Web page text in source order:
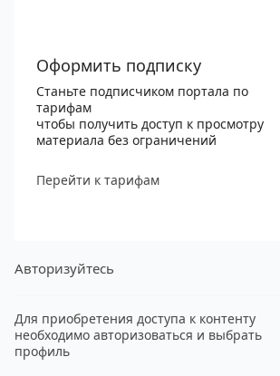
Оформить подписку
Станьте подписчиком портала по
тарифам
чтобы получить доступ к просмотру
материала без ограничений
Перейти к тарифам
Авторизуйтесь
Для приобретения доступа к контенту
необходимо авторизоваться и выбрать
профиль